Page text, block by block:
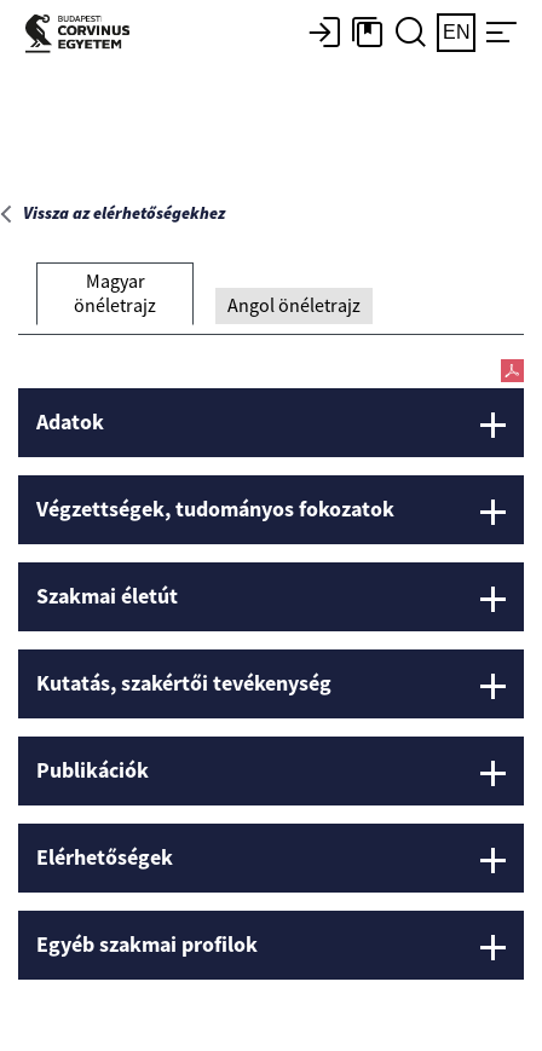
Főoldal
EN
Vissza az elérhetőségekhez
Magyar
önéletrajz
Angol önéletrajz
Adatok
Végzettségek, tudományos fokozatok
Szakmai életút
Kutatás, szakértői tevékenység
Publikációk
Elérhetőségek
Egyéb szakmai profilok